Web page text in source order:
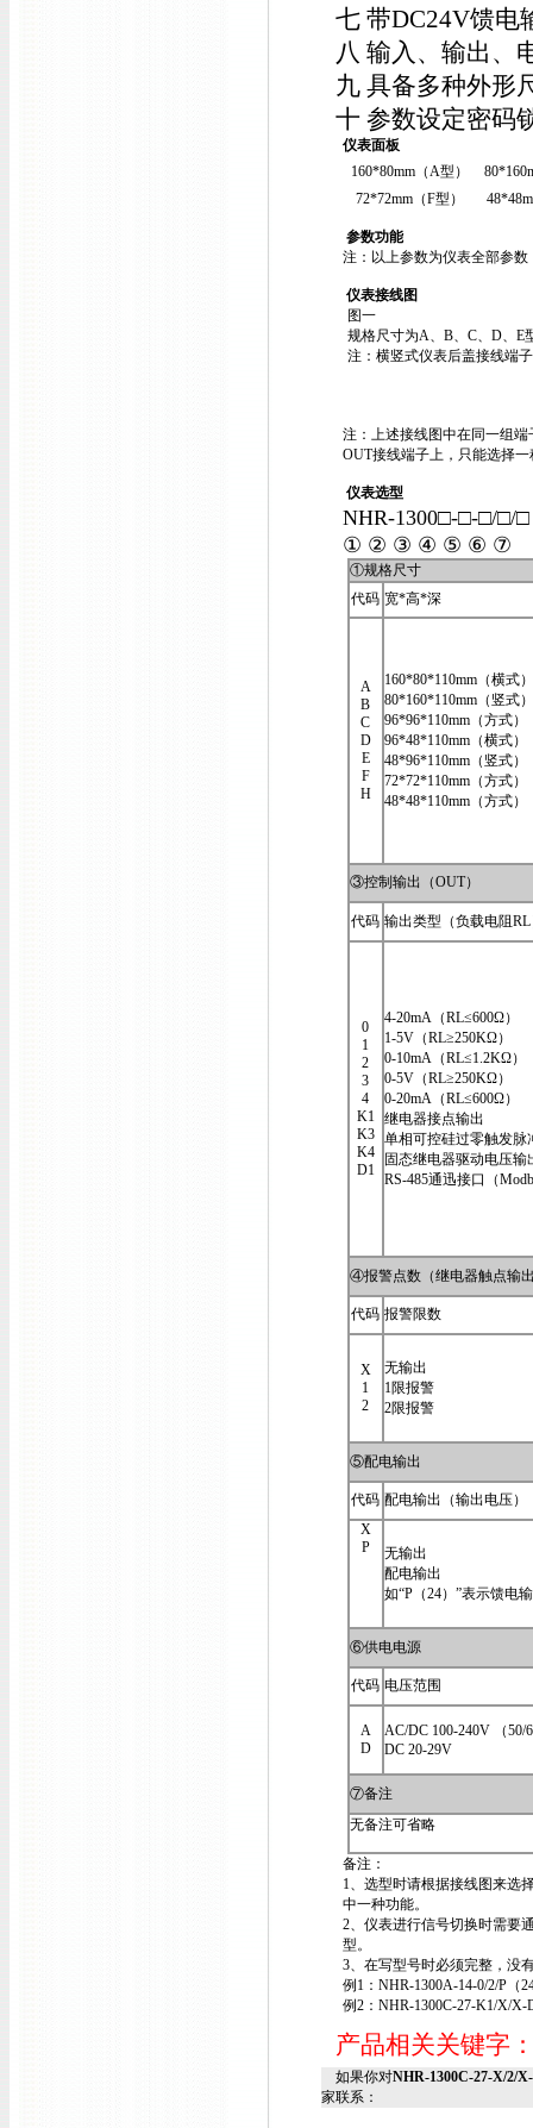
七 带DC24V馈电
八 输入、输出、
九 具备多种外形
十 参数设定密码
仪表面板
160*80mm（A型）
72*72mm（F型）
参数功能
注：以上参数为仪表全部参
仪表接线图
图一
规格尺寸为A、B、C、D、E
注：横竖式仪表后盖接线端
注：上述接线图中在同一组
OUT接线端子上，只能选择
仪表选型
NHR-1300□-□-□/□/
① ② ③ ④ ⑤ ⑥ ⑦
①规格尺寸
代码 宽*高*深
A
B
C
D
E
F
H
160*80*110mm（横式）
80*160*110mm（竖式）
96*96*110mm（方式）
96*48*110mm（横式）
48*96*110mm（竖式）
72*72*110mm（方式）
48*48*110mm（方式）
③控制输出（OUT）
代码 输出类型（负载电阻RL
0
1
2
3
4
K1
K3
K4
D1
4-20mA（RL≤600Ω）
1-5V（RL≥250KΩ）
0-10mA（RL≤1.2KΩ）
0-5V（RL≥250KΩ）
0-20mA（RL≤600Ω）
继电器接点输出
单相可控硅过零触发脉
固态继电器驱动电压输
RS-485通迅接口（
④报警点数（继电器触点输
代码 报警限数
X
1
2
无输出
1限报警
2限报警
⑤配电输出
代码 配电输出（输出电压）
X
P
无输出
配电输出
如“P（24）”表示馈电
⑥供电电源
代码 电压范围
A
D
AC/DC 100-240V （50/
DC 20-29V
⑦备注
无备注可省略
备注：
1、选型时请根据接线图来选
中一种功能。
2、仪表进行信号切换时需要
型。
3、在写型号时必须完整，没
例1：NHR-1300A-14-0/2/P（
例2：NHR-1300C-27-K1/X/X-
产品相关关键字
如果你对NHR-1300C-27-X/2/
家联系：